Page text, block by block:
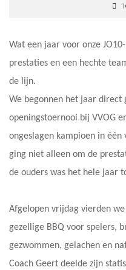
Wat een jaar voor onze
prestaties en een hechte
de lijn.
We begonnen het jaar direct
openingstoernooi bij VVOG
ongeslagen kampioen in
ging niet alleen om de
de ouders was het hele jaar
Afgelopen vrijdag vierden
gezellige BBQ voor spelers,
gezwommen, gelachen en
Coach Geert deelde zijn